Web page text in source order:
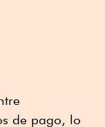
de pago, lo